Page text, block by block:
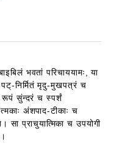
भवतां परिचाययामः, या
पट्-निर्मितं मृदु-मुखपत्रं च
रूपं सुंन्दरं च स्पर्शं
अंशपाद-टीकाः च
सा प्राचुयात्मिका च उपयोगी